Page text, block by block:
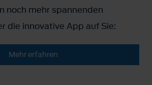
noch mehr spannenden
die innovative App auf Sie:
Mehr erfahren